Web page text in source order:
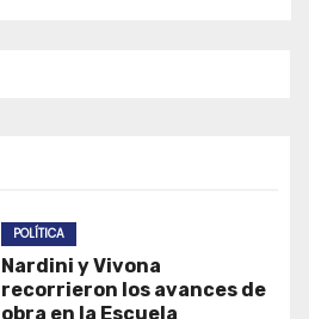
POLÍTICA
Nardini y Vivona
recorrieron los avances de
obra en la Escuela